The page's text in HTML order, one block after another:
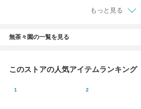
もっと見る
無茶々園の一覧を見る
このストアの人気アイテムランキング